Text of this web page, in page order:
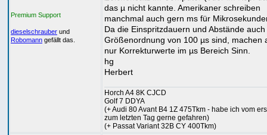
Premium Support
dieselschrauber und
Robomann gefällt das.
das µ nicht kannte. Amerikaner schreiben
manchmal auch gern ms für
Da die Einspritzdauern und Abstände
Größenordnung von 100 µs sind, machen
nur Korrekturwerte im µs Bereich Sinn.
hg
Herbert
Horch A4 8K CJCD
Golf 7 DDYA
(+ Audi 80 Avant B4 1Z 475Tkm - habe ich vom
zum letzten Tag gerne gefahren)
(+ Passat Variant 32B CY 400Tkm)